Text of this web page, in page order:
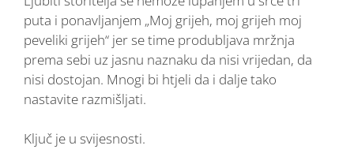
puta i ponavljanjem „Moj grijeh, moj grijeh moj
peveliki grijeh“ jer se time produbljava mržnja
prema sebi uz jasnu naznaku da nisi vrijedan, da
nisi dostojan. Mnogi bi htjeli da i dalje tako
nastavite razmišljati.
Ključ je u svijesnosti.